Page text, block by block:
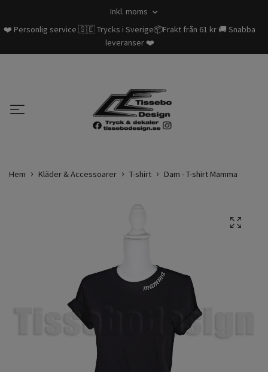
Inkl. moms
❤️ Personlig service 🇸🇪 Trycks i Sverige📦Frakt från 61 kr 🚚 Snabba
leveranser ❤️
Hem Kläder & Accessoarer T-shirt Dam - T-shirt Mamma